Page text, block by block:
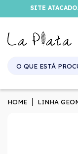
SITE
HOME LINHA